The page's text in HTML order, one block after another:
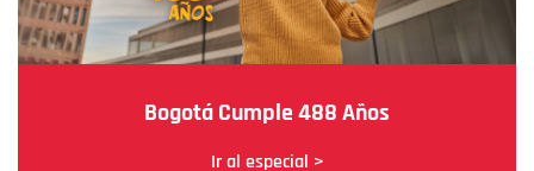
Bogotá Cumple 488 Años
Ir al especial >